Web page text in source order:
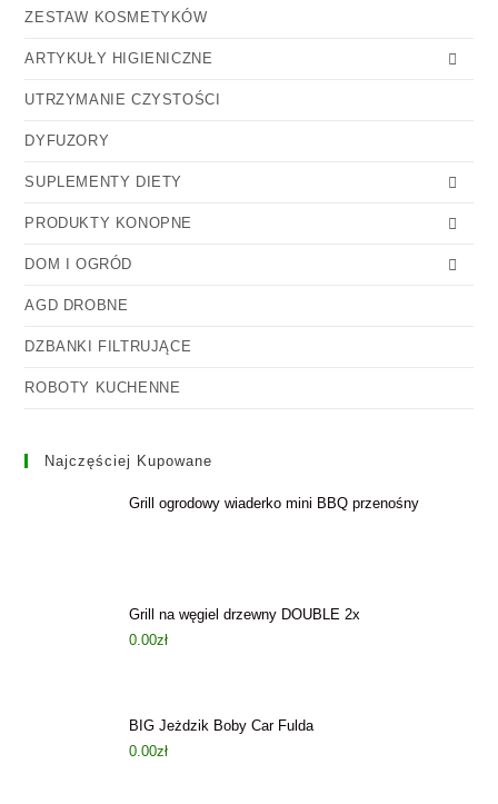
ZESTAW KOSMETYKÓW
ARTYKUŁY HIGIENICZNE
UTRZYMANIE CZYSTOŚCI
DYFUZORY
SUPLEMENTY DIETY
PRODUKTY KONOPNE
DOM I OGRÓD
AGD DROBNE
DZBANKI FILTRUJĄCE
ROBOTY KUCHENNE
Najczęściej Kupowane
Grill ogrodowy wiaderko mini BBQ przenośny
Grill na węgiel drzewny DOUBLE 2x
0.00zł
BIG Jeżdzik Boby Car Fulda
0.00zł